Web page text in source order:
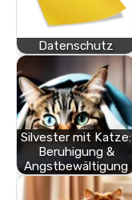
Datenschutz
Silvester mit Katze:
Beruhigung &
Angstbewältigung